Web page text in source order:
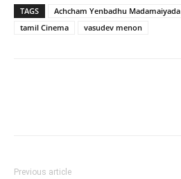
TAGS Achcham Yenbadhu Madamaiyada
tamil Cinema
vasudev menon
Previous article